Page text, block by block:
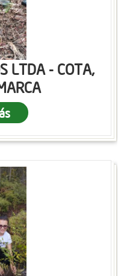
LTDA - COTA,